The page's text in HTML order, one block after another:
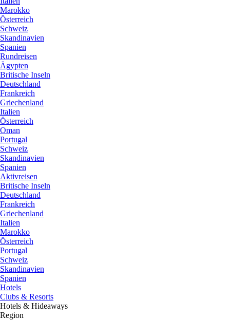
Marokko
Österreich
Schweiz
Skandinavien
Spanien
Rundreisen
Ägypten
Britische Inseln
Deutschland
Frankreich
Griechenland
Italien
Österreich
Oman
Portugal
Schweiz
Skandinavien
Spanien
Aktivreisen
Britische Inseln
Deutschland
Frankreich
Griechenland
Italien
Marokko
Österreich
Portugal
Schweiz
Skandinavien
Spanien
Hotels
Clubs & Resorts
Hotels & Hideaways
Region